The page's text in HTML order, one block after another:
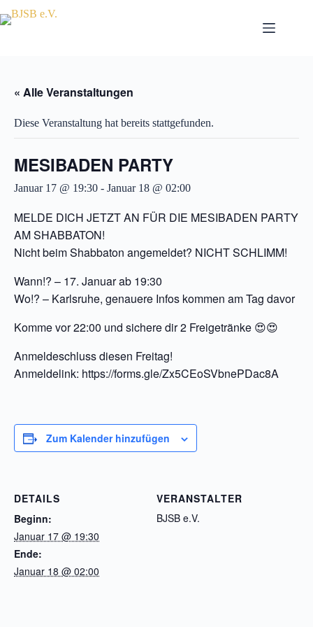
Inhalt
« Alle Veranstaltungen
Diese Veranstaltung hat bereits stattgefunden.
MESIBADEN PARTY
Januar 17 @ 19:30 - Januar 18 @ 02:00
MELDE DICH JETZT AN FÜR DIE MESIBADEN PARTY
AM SHABBATON!
Nicht beim Shabbaton angemeldet? NICHT SCHLIMM!
Wann!? – 17. Januar ab 19:30
Wo!? – Karlsruhe, genauere Infos kommen am Tag davor
Komme vor 22:00 und sichere dir 2 Freigetränke 😍😍
Anmeldeschluss diesen Freitag!
Anmeldelink: https://forms.gle/Zx5CEoSVbnePDac8A
Zum Kalender hinzufügen
DETAILS
Beginn:
Januar 17 @ 19:30
Ende:
Januar 18 @ 02:00
VERANSTALTER
BJSB e.V.